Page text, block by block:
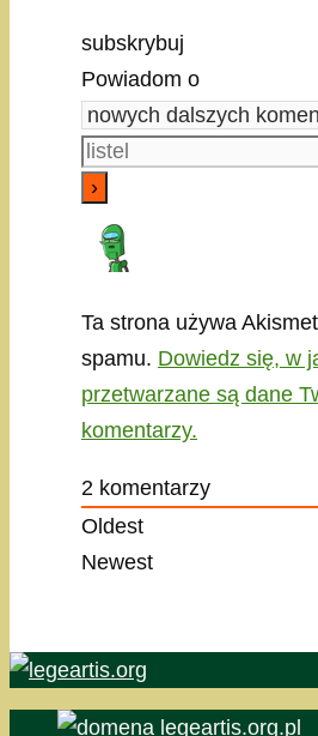
subskrybuj
Powiadom o
Ta strona używa
spamu. Dowiedz się, w
przetwarzane są dane
komentarzy.
2 komentarzy
Oldest
Newest